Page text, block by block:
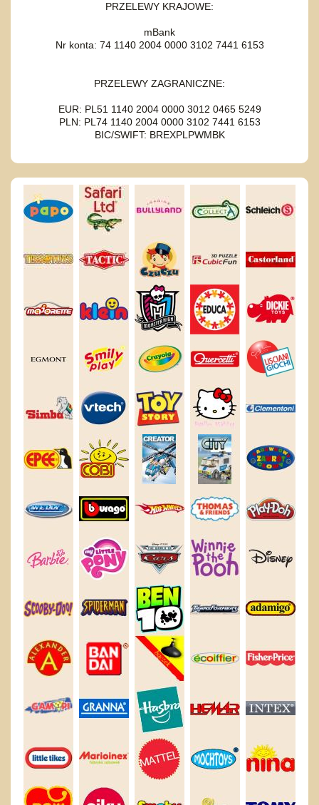
PRZELEWY KRAJOWE:
mBank
Nr konta: 74 1140 2004 0000 3102 7441 6153
PRZELEWY ZAGRANICZNE:
EUR: PL51 1140 2004 0000 3012 0465 5249
PLN: PL74 1140 2004 0000 3102 7441 6153
BIC/SWIFT: BREXPLPWMBK